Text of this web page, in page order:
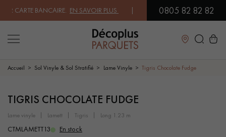
BANCAIRE.EN SAVOIR PLUS| PROFITEZ DE NOS PETITS PRIX .
0805 82 82 82
Fermer
LES RECHERCHES LES PLUS COURANTES
PARQUET MASSIF
Accueil Sol Vinyle & Sol Stratifié Lame Vinyle Tigris Chocolate Fudge
TIGRIS CHOCOLATE FUDGE
lame vinyle lamett tigris long 1.23 m
CTMLAMETT13 En stock